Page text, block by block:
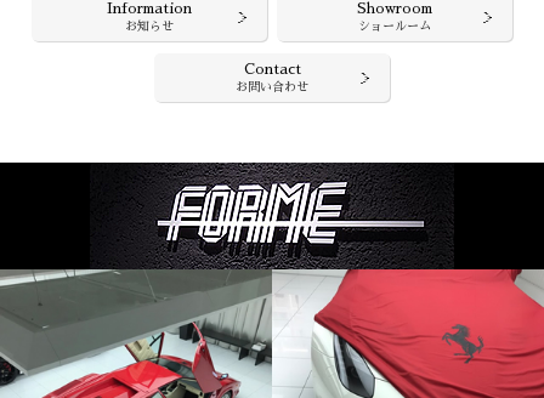
Information
お知らせ
Showroom
ショールーム
Contact
お問い合わせ